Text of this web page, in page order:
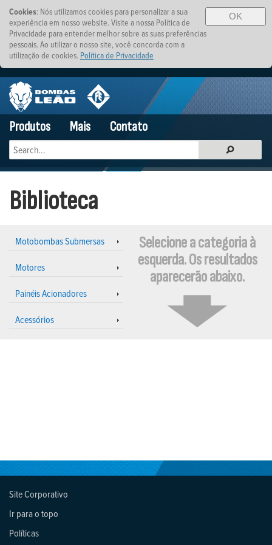
OK
Cookies: Nós utilizamos cookies para personalizar a sua
experiência em nosso website. Visite a nossa Política de
Privacidade para entender melhor sobre as suas preferências
pessoais. Ao utilizar o nosso site, você concorda com a
utilização de cookies. Política de Privacidade
Produtos Mais Contato
Biblioteca
Motobombas Submersas
Motores
Painéis Acionadores
Acessórios
Selecione a categoria à
esquerda. Os resultados
aparecerão abaixo.
Site Corporativo
Ir para o topo
Políticas